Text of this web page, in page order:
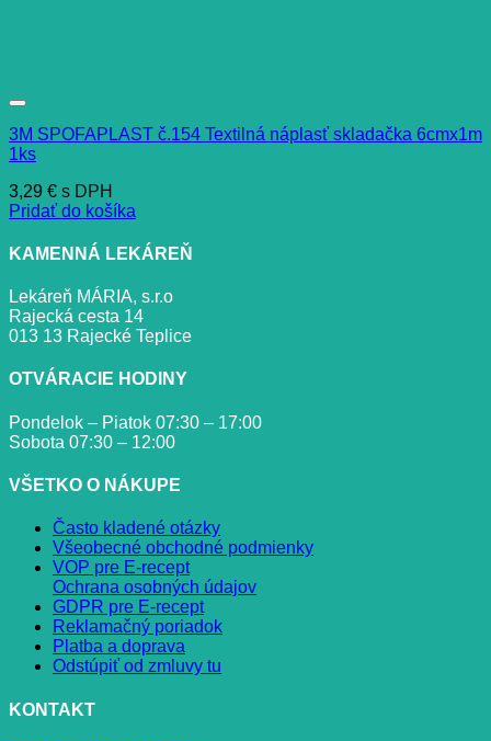
3M SPOFAPLAST č.154 Textilná náplasť skladačka 6cmx1m
1ks
3,29 € s DPH
Pridať do košíka
KAMENNÁ LEKÁREŇ
Lekáreň MÁRIA, s.r.o
Rajecká cesta 14
013 13 Rajecké Teplice
OTVÁRACIE HODINY
Pondelok – Piatok 07:30 – 17:00
Sobota 07:30 – 12:00
VŠETKO O NÁKUPE
Často kladené otázky
Všeobecné obchodné podmienky
VOP pre E-recept
Ochrana osobných údajov
GDPR pre E-recept
Reklamačný poriadok
Platba a doprava
Odstúpiť od zmluvy tu
KONTAKT